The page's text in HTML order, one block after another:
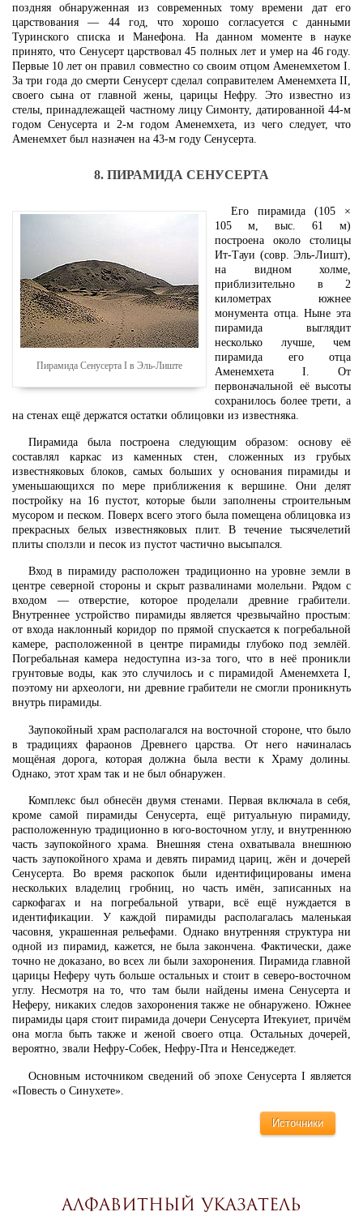
поздняя обнаруженная из современных тому времени дат его
царствования — 44 год, что хорошо согласуется с данными
Туринского списка и Манефона. На данном моменте в науке
принято, что Сенусерт царствовал 45 полных лет и умер на 46 году.
Первые 10 лет он правил совместно со своим отцом Аменемхетом I.
За три года до смерти Сенусерт сделал соправителем Аменемхета II,
своего сына от главной жены, царицы Нефру. Это известно из
стелы, принадлежащей частному лицу Симонту, датированной 44-м
годом Сенусерта и 2-м годом Аменемхета, из чего следует, что
Аменемхет был назначен на 43-м году Сенусерта.
8. ПИРАМИДА СЕНУСЕРТА
Пирамида Сенусерта I в Эль-Лиште
Его пирамида (105 ×
105 м, выс. 61 м)
построена около столицы
Ит-Тауи (совр. Эль-Лишт),
на видном холме,
приблизительно в 2
километрах южнее
монумента отца. Ныне эта
пирамида выглядит
несколько лучше, чем
пирамида его отца
Аменемхета I. От
первоначальной её высоты
сохранилось более трети, а
на стенах ещё держатся остатки облицовки из известняка.
Пирамида была построена следующим образом: основу её
составлял каркас из каменных стен, сложенных из грубых
известняковых блоков, самых больших у основания пирамиды и
уменьшающихся по мере приближения к вершине. Они делят
постройку на 16 пустот, которые были заполнены строительным
мусором и песком. Поверх всего этого была помещена облицовка из
прекрасных белых известняковых плит. В течение тысячелетий
плиты сползли и песок из пустот частично высыпался.
Вход в пирамиду расположен традиционно на уровне земли в
центре северной стороны и скрыт развалинами молельни. Рядом с
входом — отверстие, которое проделали древние грабители.
Внутреннее устройство пирамиды является чрезвычайно простым:
от входа наклонный коридор по прямой спускается к погребальной
камере, расположенной в центре пирамиды глубоко под землёй.
Погребальная камера недоступна из-за того, что в неё проникли
грунтовые воды, как это случилось и с пирамидой Аменемхета I,
поэтому ни археологи, ни древние грабители не смогли проникнуть
внутрь пирамиды.
Заупокойный храм располагался на восточной стороне, что было
в традициях фараонов Древнего царства. От него начиналась
мощёная дорога, которая должна была вести к Храму долины.
Однако, этот храм так и не был обнаружен.
Комплекс был обнесён двумя стенами. Первая включала в себя,
кроме самой пирамиды Сенусерта, ещё ритуальную пирамиду,
расположенную традиционно в юго-восточном углу, и внутреннюю
часть заупокойного храма. Внешняя стена охватывала внешнюю
часть заупокойного храма и девять пирамид цариц, жён и дочерей
Сенусерта. Во время раскопок были идентифицированы имена
нескольких владелиц гробниц, но часть имён, записанных на
саркофагах и на погребальной утвари, всё ещё нуждается в
идентификации. У каждой пирамиды располагалась маленькая
часовня, украшенная рельефами. Однако внутренняя структура ни
одной из пирамид, кажется, не была закончена. Фактически, даже
точно не доказано, во всех ли были захоронения. Пирамида главной
царицы Неферу чуть больше остальных и стоит в северо-восточном
углу. Несмотря на то, что там были найдены имена Сенусерта и
Неферу, никаких следов захоронения также не обнаружено. Южнее
пирамиды царя стоит пирамида дочери Сенусерта Итекуиет, причём
она могла быть также и женой своего отца. Остальных дочерей,
вероятно, звали Нефру-Собек, Нефру-Пта и Ненседжедет.
Основным источником сведений об эпохе Сенусерта I является
«Повесть о Синухете».
Источники
Алфавитный указатель